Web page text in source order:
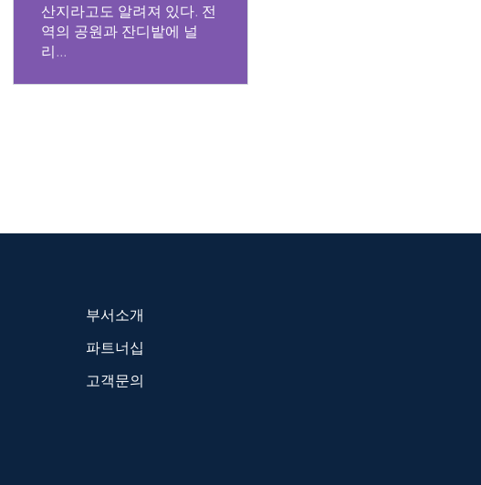
산지라고도 알려져 있다. 전
역의 공원과 잔디밭에 널
리...
부서소개
파트너십
고객문의